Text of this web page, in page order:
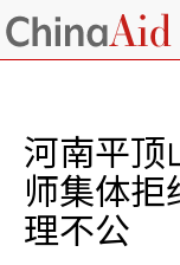
河南平顶
师集体
理不公